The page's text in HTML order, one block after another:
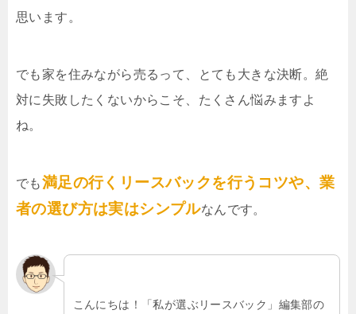
思います。
でも家を住みながら売るって、とても大きな決断。絶
対に失敗したくないからこそ、たくさん悩みますよ
ね。
でも満足の行くリースバックを行うコツや、業
者の選び方は実はシンプルなんです。
こんにちは！「私が選ぶリースバック」編集部の